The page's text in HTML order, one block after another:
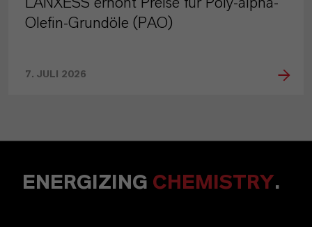
LANXESS erhöht Preise für Poly-alpha-
Olefin-Grundöle (PAO)
7. JULI 2026
ENERGIZING CHEMISTRY.